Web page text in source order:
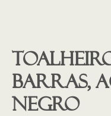
barras,
NEGRO